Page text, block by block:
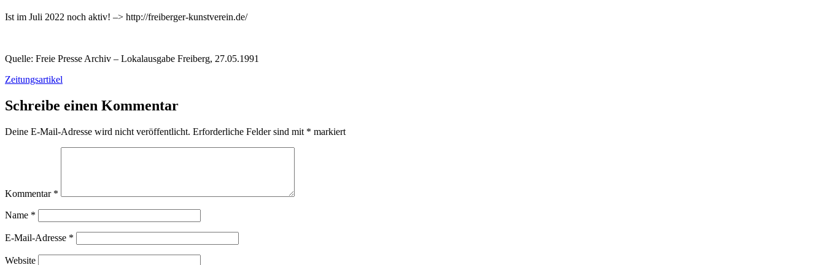
Ist im Juli 2022 noch aktiv! –> http://freiberger-kunstverein.de/
Quelle: Freie Presse Archiv – Lokalausgabe Freiberg, 27.05.1991
Zeitungsartikel
Schreibe einen Kommentar
Deine E-Mail-Adresse wird nicht veröffentlicht. Erforderliche Felder sind mit * markiert
Kommentar *
Name *
E-Mail-Adresse *
Website